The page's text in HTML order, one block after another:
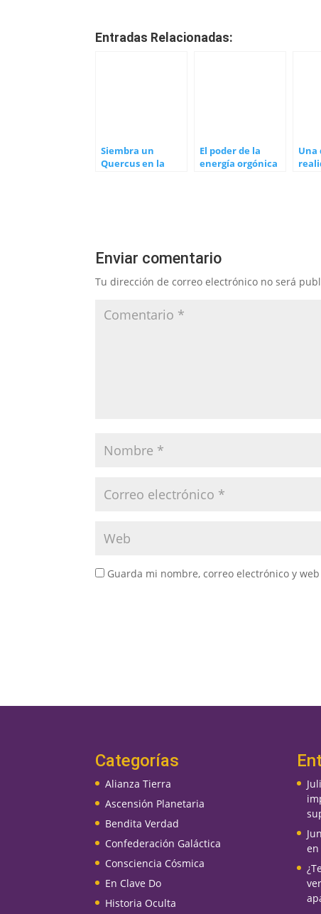
Entradas Relacionadas:
Siembra un
Quercus en la
El poder de la
energía orgónica
Una
Enviar comentario
Tu dirección de correo electrónico no será
Guarda mi nombre, correo electrónico y
Categorías
Alianza Tierra
Ascensión Planetaria
Bendita Verdad
Confederación Galáctica
Consciencia Cósmica
En Clave Do
Historia Oculta